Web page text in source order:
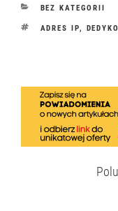
KATEGORIE
BEZ KATEGORII
TAGI
ADRES IP,